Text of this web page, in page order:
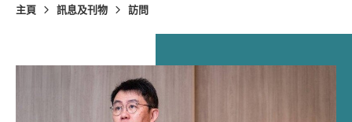
主頁 訊息及刊物 訪問